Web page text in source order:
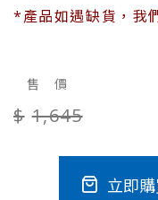
*產品如遇缺貨，我
售 價
1,645
立即購